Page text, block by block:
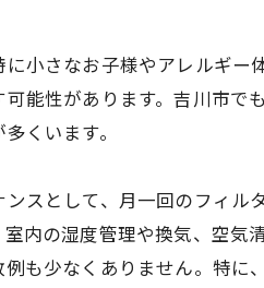
小さなお子様やアレルギ
能性があります。吉川市
くいます。
スとして、月一回のフィ
内の湿度管理や換気、空
も少なくありません。特に